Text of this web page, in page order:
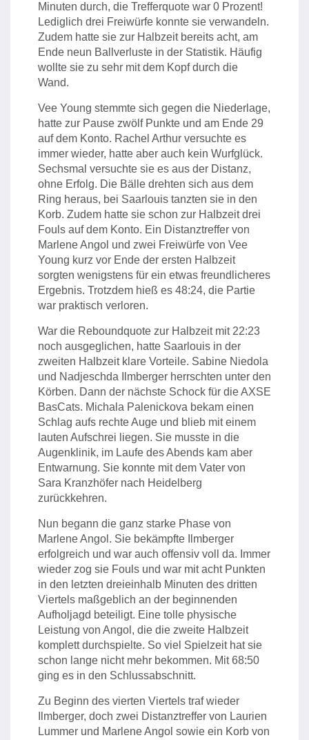
Minuten durch, die Trefferquote war 0 Prozent!
Lediglich drei Freiwürfe konnte sie verwandeln.
Zudem hatte sie zur Halbzeit bereits acht, am
Ende neun Ballverluste in der Statistik. Häufig
wollte sie zu sehr mit dem Kopf durch die
Wand.
Vee Young stemmte sich gegen die Niederlage,
hatte zur Pause zwölf Punkte und am Ende 29
auf dem Konto. Rachel Arthur versuchte es
immer wieder, hatte aber auch kein Wurfglück.
Sechsmal versuchte sie es aus der Distanz,
ohne Erfolg. Die Bälle drehten sich aus dem
Ring heraus, bei Saarlouis tanzten sie in den
Korb. Zudem hatte sie schon zur Halbzeit drei
Fouls auf dem Konto. Ein Distanztreffer von
Marlene Angol und zwei Freiwürfe von Vee
Young kurz vor Ende der ersten Halbzeit
sorgten wenigstens für ein etwas freundlicheres
Ergebnis. Trotzdem hieß es 48:24, die Partie
war praktisch verloren.
War die Reboundquote zur Halbzeit mit 22:23
noch ausgeglichen, hatte Saarlouis in der
zweiten Halbzeit klare Vorteile. Sabine Niedola
und Nadjeschda Ilmberger herrschten unter den
Körben. Dann der nächste Schock für die AXSE
BasCats. Michala Palenickova bekam einen
Schlag aufs rechte Auge und blieb mit einem
lauten Aufschrei liegen. Sie musste in die
Augenklinik, im Laufe des Abends kam aber
Entwarnung. Sie konnte mit dem Vater von
Sara Kranzhöfer nach Heidelberg
zurückkehren.
Nun begann die ganz starke Phase von
Marlene Angol. Sie bekämpfte Ilmberger
erfolgreich und war auch offensiv voll da. Immer
wieder zog sie Fouls und war mit acht Punkten
in den letzten dreieinhalb Minuten des dritten
Viertels maßgeblich an der beginnenden
Aufholjagd beteiligt. Eine tolle physische
Leistung von Angol, die die zweite Halbzeit
komplett durchspielte. So viel Spielzeit hat sie
schon lange nicht mehr bekommen. Mit 68:50
ging es in den Schlussabschnitt.
Zu Beginn des vierten Viertels traf wieder
Ilmberger, doch zwei Distanztreffer von Laurien
Lummer und Marlene Angol sowie ein Korb von